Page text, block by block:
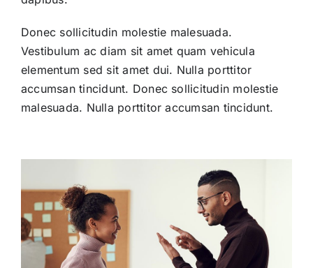
Donec sollicitudin molestie malesuada.
Vestibulum ac diam sit amet quam vehicula
elementum sed sit amet dui. Nulla porttitor
accumsan tincidunt. Donec sollicitudin molestie
malesuada. Nulla porttitor accumsan tincidunt.